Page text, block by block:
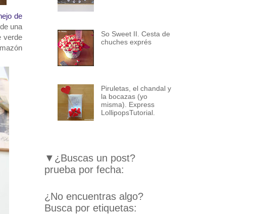
de
una
verde
So Sweet II. Cesta de
chuches exprés
Piruletas, el chandal y
la bocazas (yo
misma). Express
LollipopsTutorial.
▼¿Buscas un post?
prueba por fecha:
¿No encuentras algo?
Busca por etiquetas: